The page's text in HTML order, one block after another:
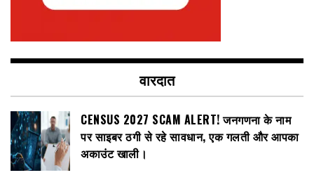
वारदात
CENSUS 2027 SCAM ALERT! जनगणना के नाम
पर साइबर ठगी से रहे सावधान, एक गलती और आपका
अकाउंट खाली।